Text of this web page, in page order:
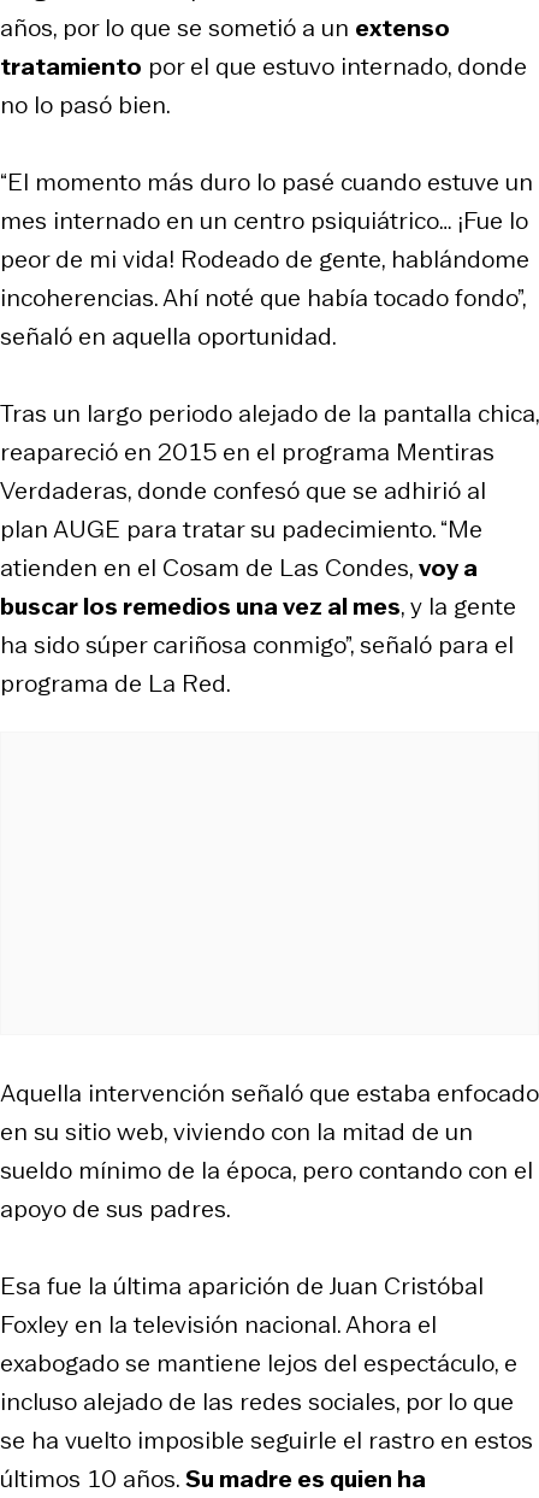
años, por lo que se sometió a un extenso
tratamiento por el que estuvo internado, donde
no lo pasó bien.
“El momento más duro lo pasé cuando estuve un
mes internado en un centro psiquiátrico… ¡Fue lo
peor de mi vida! Rodeado de gente, hablándome
incoherencias. Ahí noté que había tocado fondo”,
señaló en aquella oportunidad.
Tras un largo periodo alejado de la pantalla chica,
reapareció en 2015 en el programa Mentiras
Verdaderas, donde confesó que se adhirió al
plan AUGE para tratar su padecimiento. “Me
atienden en el Cosam de Las Condes,voy a
buscar los remedios una vez al mes, y la gente
ha sido súper cariñosa conmigo”, señaló para el
programa de La Red.
Aquella intervención señaló que estaba enfocado
en su sitio web, viviendo con la mitad de un
sueldo mínimo de la época, pero contando con el
apoyo de sus padres.
Esa fue la última aparición de Juan Cristóbal
Foxley en la televisión nacional. Ahora el
exabogado se mantiene lejos del espectáculo, e
incluso alejado de las redes sociales, por lo que
se ha vuelto imposible seguirle el rastro en estos
últimos 10 años.Su madre es quien ha